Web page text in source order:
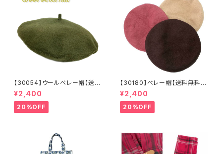
【30054】ウールベレー帽【送料
無料】帽子 カーキ グリー
ン 秋冬 フェルトベレー レト
ロ 無地 チョボ シンプル
¥2,400
20%OFF
【30180】ベレー帽【送料無料】
フレンチ ベーシック 無地
ベージュ パープル ブラウ
ン シンプル ハット 秋冬
ウールベレー バスクベレー
¥2,400
20%OFF